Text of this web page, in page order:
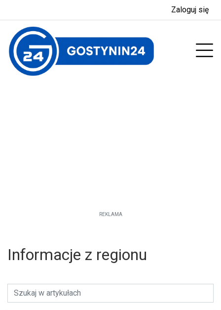
Zaloguj się
REKLAMA
Informacje z regionu